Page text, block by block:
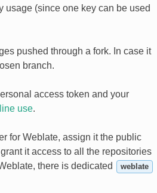
usage (since one key can be used
pushed through a fork. In case it
branch.
access token and your
use.
for Weblate, assign it the public
it access to all the repositories
there is dedicated
weblate